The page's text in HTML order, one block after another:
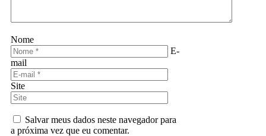
Nome
E-
mail
Site
Salvar meus dados neste navegador para
a próxima vez que eu comentar.